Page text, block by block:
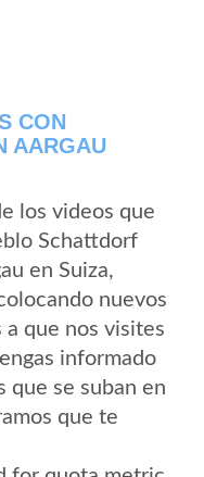
CON
AARGAU
los videos que
Schattdorf
en Suiza,
nuevos
que nos visites
informado
que se suban en
que te